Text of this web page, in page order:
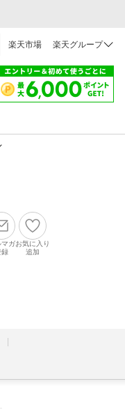
楽天市場 楽天グループ
マガ
録
お気に入り
追加